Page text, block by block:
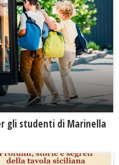
gli studenti di Marinella